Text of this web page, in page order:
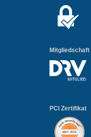
Mitgliedschaft
PCI Zertifikat